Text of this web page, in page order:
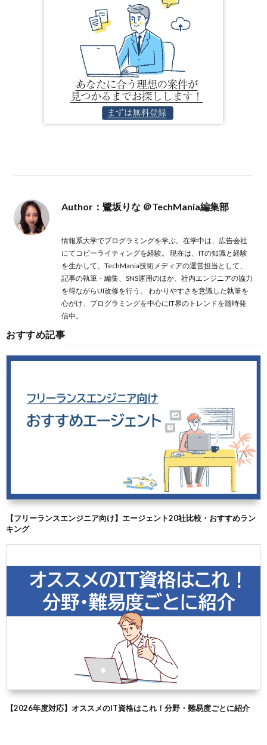
Author：鷺坂りな ＠TechMania編集部
情報系大学でプログラミングを学ぶ。在学中は、広告会社
にてコピーライティングを経験。 現在は、ITの知識と経験
を生かして、TechMania技術メディアの運営担当として、
記事の執筆・編集、SNS運用のほか、社内エンジニアの協力
を得ながらUI改修を行う。 わかりやすさを意識した執筆を
心がけ、プログラミングを中心にIT界のトレンドを随時発
信中。
おすすめ記事
【フリーランスエンジニア向け】エージェント20社比較・おすすめラン
キング
【2026年度対応】オススメのIT資格はこれ！分野・難易度ごとに紹介